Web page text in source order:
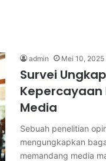
admin Mei 10, 2025
Survei
Kepercayaan
Media
Sebuah penelitian
mengungkapkan
memandang media